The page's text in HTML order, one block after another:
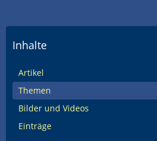
Inhalte
Artikel
Themen
Bilder und Videos
Einträge